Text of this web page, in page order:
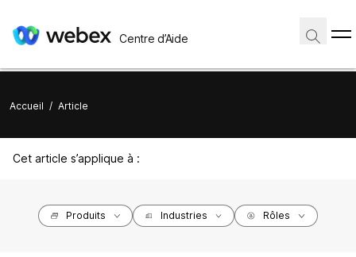
Centre d’Aide
Accueil / Article
Cet article s’applique à :
Produits Industries Rôles